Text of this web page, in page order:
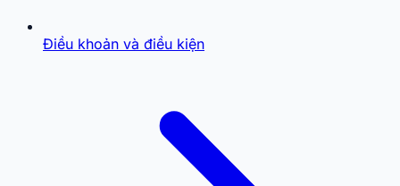
Điều khoản và điều kiện